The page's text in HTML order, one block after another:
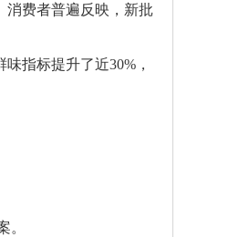
消费者普遍反映，新批
指标提升了近30%，
。